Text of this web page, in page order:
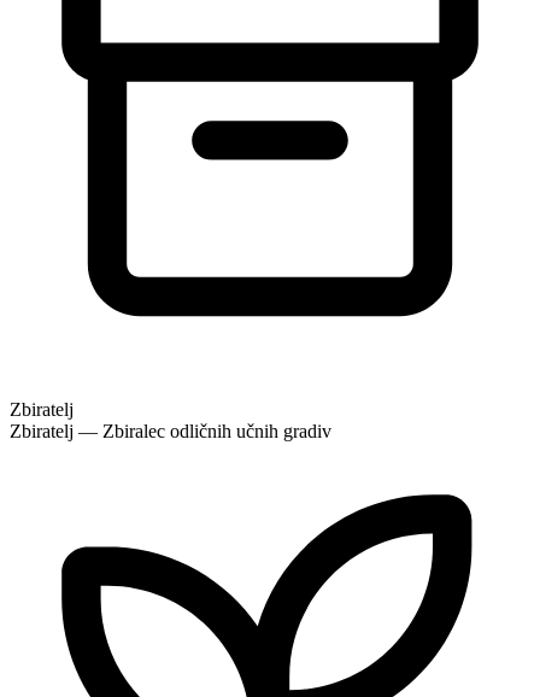
Zbiratelj
Zbiratelj — Zbiralec odličnih učnih gradiv